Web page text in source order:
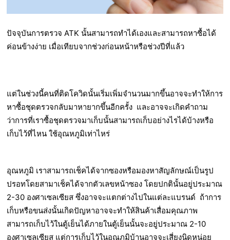
ปัจจุบันการตรวจ ATK นั้นสามารถทำได้เองและสามารถหาซื้อได้
ค่อนข้างง่าย เมื่อเทียบจากช่วงก่อนหน้าหรือช่วงปีที่แล้ว
แต่ในช่วงนี้คนที่ติดโควิดนั้นเริ่มเพิ่มจำนวนมากขึ้นอาจจะทำให้การ
หาซื้อชุดตรวจกลับมาหายากขึ้นอีกครั้ง และอาจจะเกิดคำถาม
ว่าการที่เราซื้อชุดตรวจมาเก็บนั้นสามารถเก็บอย่างไรได้บ้างหรือ
เก็บไว้ที่ไหน ใช้อุณหภูมิเท่าไหร่
อุณหภูมิ เราสามารถเช็คได้จากซองหรือมองหาสัญลักษณ์เป็นรูป
ปรอทโดยสามาเช็คได้จากตัวเลขหน้าซอง โดยปกตินั้นอยู่ประมาณ
2-30 องศาเซลเซียส ซึ่งอาจจะแตกต่างไปในแต่ละแบรนด์ ถ้าการ
เก็บหรือขนส่งนั้นเกิดปัญหาอาจจะทำให้สินค้าเสื่อมคุณภาพ
สามารถเก็บไว้ในตู้เย็นได้ภายในตู้เย็นนั้นจะอยู่ประมาณ 2-10
องศาเซลเซียส แต่การเก็บไว้ในอุณภูมิบ้านอาจจะเสี่ยงนิดหน่อย